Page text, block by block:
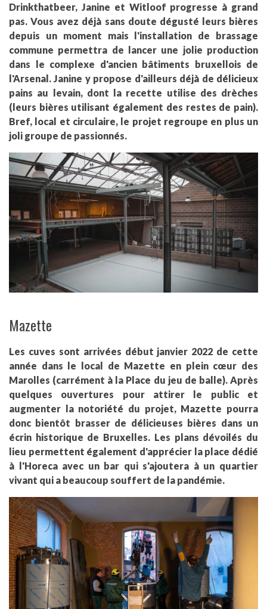
Drinkthatbeer, Janine et Witloof progresse à grand
pas. Vous avez déjà sans doute dégusté leurs bières
depuis un moment mais l'installation de brassage
commune permettra de lancer une jolie production
dans le complexe d'ancien bâtiments bruxellois de
l'Arsenal. Janine y propose d'ailleurs déjà de délicieux
pains au levain, dont la recette utilise des drèches
(leurs bières utilisant également des restes de pain).
Bref, local et circulaire, le projet regroupe en plus un
joli groupe de passionnés.
Mazette
Les cuves sont arrivées début janvier 2022 de cette
année dans le local de Mazette en plein cœur des
Marolles (carrément à la Place du jeu de balle). Après
quelques ouvertures pour attirer le public et
augmenter la notoriété du projet, Mazette pourra
donc bientôt brasser de délicieuses bières dans un
écrin historique de Bruxelles. Les plans dévoilés du
lieu permettent également d'apprécier la place dédié
à l'Horeca avec un bar qui s'ajoutera à un quartier
vivant qui a beaucoup souffert de la pandémie.